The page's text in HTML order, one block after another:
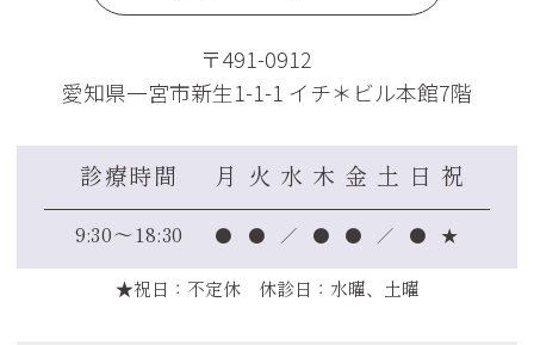
〒491-0912
愛知県一宮市新生1-1-1 イチ＊ビル本館7階
診療時間 月 火 水 木 金 土 日 祝
9:30～18:30 ● ● ／ ● ● ／ ● ★
★祝日：不定休 休診日：水曜、土曜